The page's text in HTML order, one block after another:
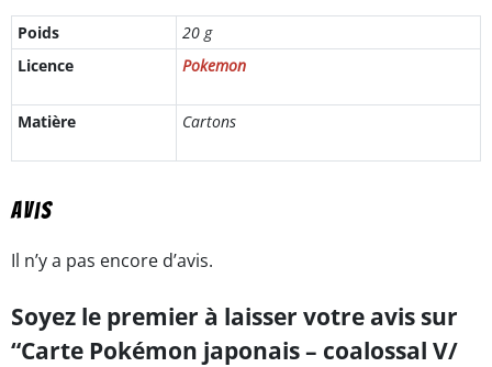
Poids
20 g
Licence
Pokemon
Matière Cartons
Avis
Il n’y a pas encore d’avis.
Soyez le premier à laisser votre avis sur
“Carte Pokémon japonais – coalossal V/